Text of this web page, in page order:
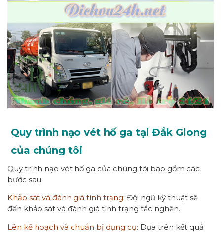
Quy trình nạo vét hố ga tại Đắk Glong
của chúng tôi
Quy trình nạo vét hố ga của chúng tôi bao gồm các
bước sau:
Khảo sát và đánh giá tình trạng: Đội ngũ kỹ thuật sẽ
đến khảo sát và đánh giá tình trạng tắc nghẽn.
Lên kế hoạch và chuẩn bị dụng cụ: Dựa trên kết quả